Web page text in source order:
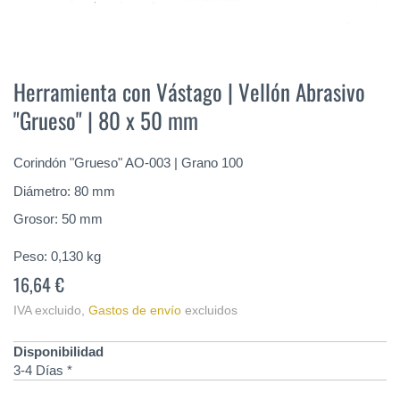
comienzo
de
la
de
imágenes
Herramienta con Vástago | Vellón Abrasivo
"Grueso" | 80 x 50 mm
Corindón "Grueso" AO-003 | Grano 100
Diámetro: 80 mm
Grosor: 50 mm
Peso: 0,130 kg
16,64 €
IVA excluido, Gastos de envío excluidos
Disponibilidad
3-4 Días *